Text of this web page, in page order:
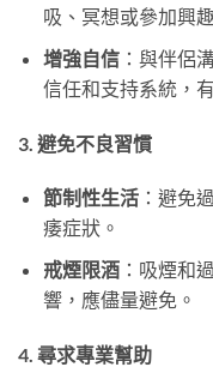
吸、冥想或參加興
增強自信：與伴侶
信任和支持系統，
3. 避免不良習慣
節制性生活：避免
痿症狀。
戒煙限酒：吸煙和
響，應儘量避免。
4. 尋求專業幫助